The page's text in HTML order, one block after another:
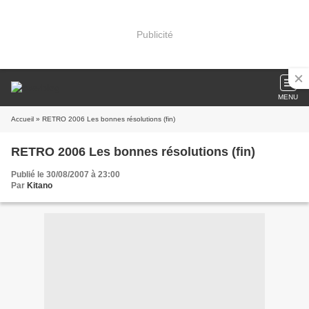
Publicité
MENU
Accueil » RETRO 2006 Les bonnes résolutions (fin)
RETRO 2006 Les bonnes résolutions (fin)
Publié le 30/08/2007 à 23:00
Par Kitano